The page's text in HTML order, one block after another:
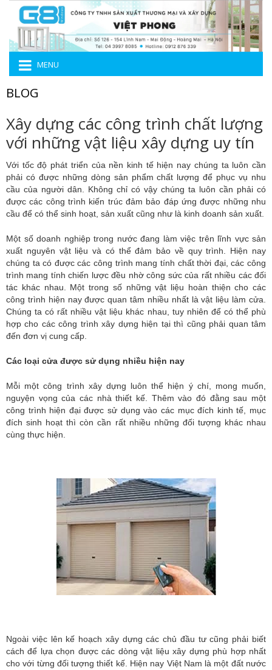
MENU
BLOG
Xây dựng các công trình chất lượng
với những vật liệu xây dựng uy tín
Với tốc độ phát triển của nền kinh tế hiện nay chúng ta luôn cần
phải có được những dòng sản phẩm chất lượng để phục vụ nhu
cầu của người dân. Không chỉ có vậy chúng ta luôn cần phải có
được các công trình kiến trúc đảm bảo đáp ứng được những nhu
cầu để có thể sinh hoạt, sản xuất cũng như là kinh doanh sản xuất.
Một số doanh nghiệp trong nước đang làm việc trên lĩnh vực sản
xuất nguyên vật liệu và có thể đảm bảo về quy trình. Hiện nay
chúng ta có được các công trình mang tính chất thời đại, các công
trình mang tính chiến lược đều nhờ công sức của rất nhiều các đối
tác khác nhau. Một trong số những vật liệu hoàn thiện cho các
công trình hiện nay được quan tâm nhiều nhất là vật liệu làm cửa.
Chúng ta có rất nhiều vật liệu khác nhau, tuy nhiên để có thể phù
hợp cho các công trình xây dựng hiện tại thì cũng phải quan tâm
đến đơn vị cung cấp.
Các loại cửa được sử dụng nhiều hiện nay
Mỗi một công trình xây dựng luôn thể hiện ý chí, mong muốn,
nguyện vọng của các nhà thiết kế. Thêm vào đó đằng sau một
công trình hiện đại được sử dụng vào các mục đích kinh tế, mục
đích sinh hoạt thì còn cần rất nhiều những đối tượng khác nhau
cùng thực hiện.
Ngoài việc lên kế hoạch xây dựng các chủ đầu tư cũng phải biết
cách để lựa chọn được các dòng vật liệu xây dựng phù hợp nhất
cho với từng đối tượng thiết kế. Hiện nay Việt Nam là một đất nước